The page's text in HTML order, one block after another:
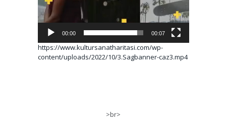
00:00 00:07
https://www.kultursanatharitasi.com/wp-
content/uploads/2022/10/3.Sagbanner-caz3.mp4
>br>